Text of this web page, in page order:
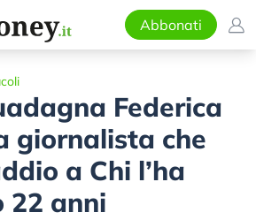
Abbonati
Federica
giornalista che
a Chi l’ha
22 anni